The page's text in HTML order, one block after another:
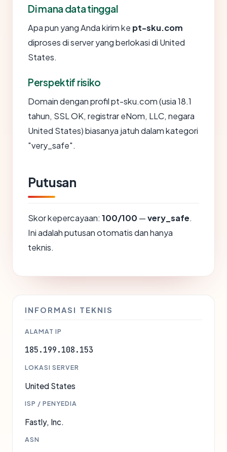
Di mana data tinggal
Apa pun yang Anda kirim ke pt-sku.com
diproses di server yang berlokasi di United
States.
Perspektif risiko
Domain dengan profil pt-sku.com (usia 18.1
tahun, SSL OK, registrar eNom, LLC, negara
United States) biasanya jatuh dalam kategori
"very_safe".
Putusan
Skor kepercayaan: 100/100 —very_safe.
Ini adalah putusan otomatis dan hanya
teknis.
INFORMASI TEKNIS
ALAMAT IP
185.199.108.153
LOKASI SERVER
United States
ISP / PENYEDIA
Fastly, Inc.
ASN